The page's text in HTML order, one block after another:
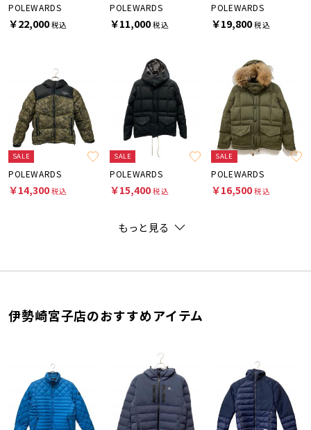
POLEWARDS
￥22,000税込
POLEWARDS
￥11,000税込
POLEWARDS
￥19,800税込
SALE
POLEWARDS
￥14,300税込
SALE
POLEWARDS
￥15,400税込
SALE
POLEWARDS
￥16,500税込
もっと見る
伊勢崎宮子店のおすすめアイテム